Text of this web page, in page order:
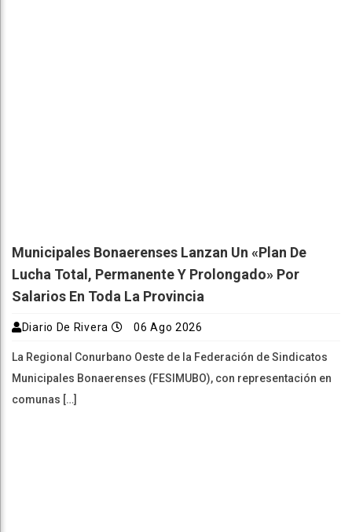
Municipales Bonaerenses Lanzan Un «plan De
Lucha Total, Permanente Y Prolongado» Por
Salarios En Toda La Provincia
Diario De Rivera 06 Ago 2026
La Regional Conurbano Oeste de la Federación de Sindicatos
Municipales Bonaerenses (FESIMUBO), con representación en
comunas […]